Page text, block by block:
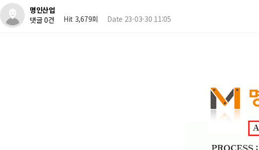
명인산업
댓글 0건
Hit 3,679회 Date 23-03-30 11:05